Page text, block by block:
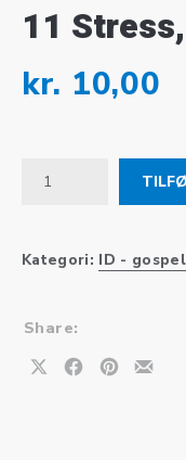
11
kr. 10,00
11 Stress, node,
Kategori: ID -
Share: